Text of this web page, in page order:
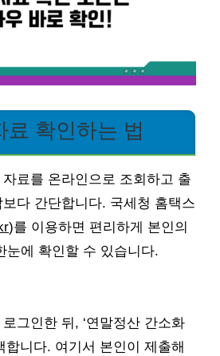
료 확인하는 법
료를 온라인으로 조회하고 출
다 간단합니다. 국세청 홈택스
)를 이용하면 편리하게 본인의
눈에 확인할 수 있습니다.
그인한 뒤, ‘연말정산 간소화
합니다. 여기서 본인이 제출해